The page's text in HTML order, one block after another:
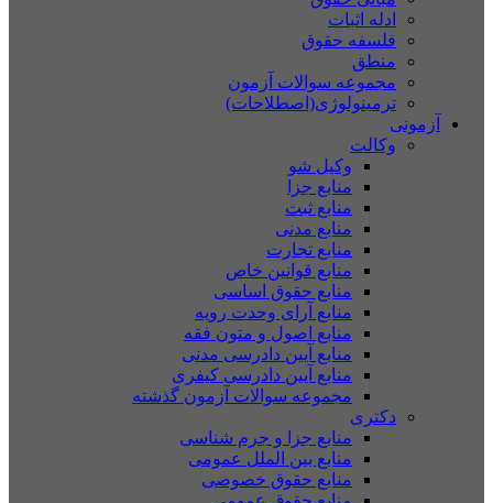
ادله اثبات
فلسفه حقوق
منطق
مجموعه سوالات آزمون
ترمینولوژی(اصطلاحات)
آزمونی
وکالت
وکیل شو
منابع جزا
منابع ثبت
منابع مدنی
منابع تجارت
منابع قوانین خاص
منابع حقوق اساسی
منابع آرای وحدت رویه
منابع اصول و متون فقه
منابع آیین دادرسی مدنی
منابع آیین دادرسی کیفری
مجموعه سوالات آزمون گذشته
دکتری
منابع جزا و جرم شناسی
منابع بین الملل عمومی
منابع حقوق خصوصی